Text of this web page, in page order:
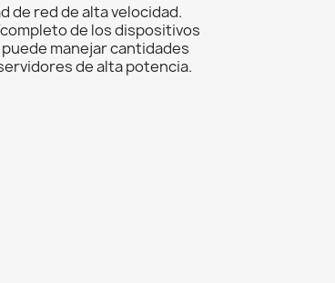
de red de alta velocidad.
de los dispositivos
manejar cantidades
de alta potencia.